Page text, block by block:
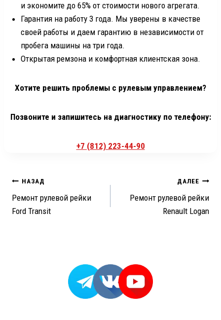
и экономите до 65% от стоимости нового агрегата.
Гарантия на работу 3 года. Мы уверены в качестве
своей работы и даем гарантию в независимости от
пробега машины на три года.
Открытая ремзона и комфортная клиентская зона.
Хотите решить проблемы с рулевым управлением?
Позвоните и запишитесь на диагностику по телефону:
+7 (812) 223-44-90
Навигация
по
НАЗАД
Ремонт рулевой рейки
Ford Transit
ДАЛЕЕ
Ремонт рулевой рейки
Renault Logan